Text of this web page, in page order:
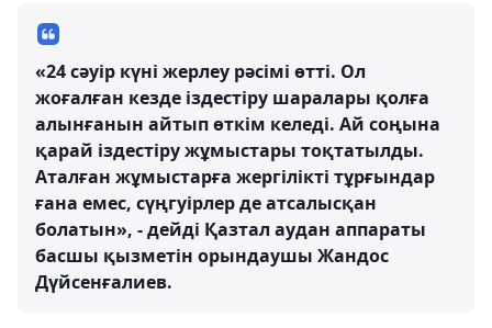
«24 сәуір күні жерлеу рәсімі өтті. Ол
жоғалған кезде іздестіру шаралары қолға
алынғанын айтып өткім келеді. Ай соңына
қарай іздестіру жұмыстары тоқтатылды.
Аталған жұмыстарға жергілікті тұрғындар
ғана емес, сүңгуірлер де атсалысқан
болатын», - дейді Қазтал аудан аппараты
басшы қызметін орындаушы Жандос
Дүйсенғалиев.